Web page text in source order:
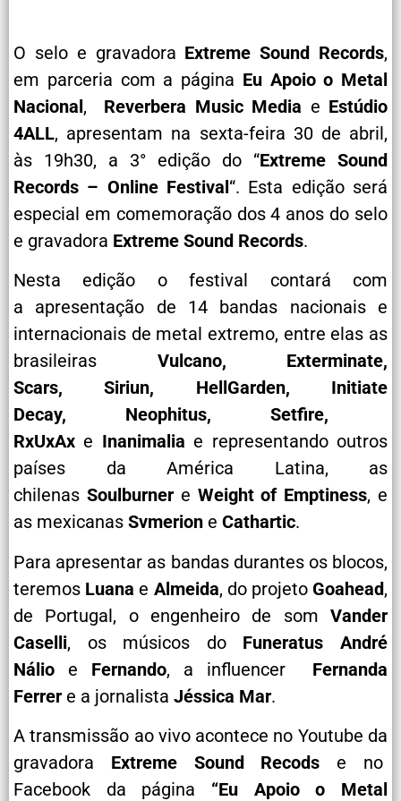
O selo e gravadora Extreme Sound Records,
em parceria com a página Eu Apoio o Metal
Nacional, Reverbera Music Media e Estúdio
4ALL, apresentam na sexta-feira 30 de abril,
às 19h30, a 3° edição do “Extreme Sound
Records – Online Festival“. Esta edição será
especial em comemoração dos 4 anos do selo
e gravadora Extreme Sound Records.
Nesta edição o festival contará com
a apresentação de 14 bandas nacionais e
internacionais de metal extremo, entre elas as
brasileiras Vulcano, Exterminate,
Scars, Siriun, HellGarden, Initiate
Decay, Neophitus, Setfire,
RxUxAx e Inanimalia e representando outros
países da América Latina, as
chilenas Soulburnere Weight of Emptiness, e
as mexicanas Svmerion e Cathartic.
Para apresentar as bandas durantes os blocos,
teremos Luana e Almeida, do projeto Goahead,
de Portugal, o engenheiro de som Vander
Caselli, os músicos do Funeratus
André
Nálio e Fernando, a influencer Fernanda
Ferrer e a jornalista Jéssica Mar.
A transmissão ao vivo acontece no Youtube da
gravadora Extreme Sound Recods e no
Facebook da página “Eu Apoio o Metal